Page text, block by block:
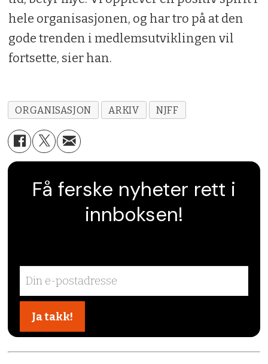
hele organisasjonen, og har tro på at den
gode trenden i medlemsutviklingen vil
fortsette, sier han.
ORGANISASJON ARKIV NJFF
Få ferske nyheter rett i
innboksen!